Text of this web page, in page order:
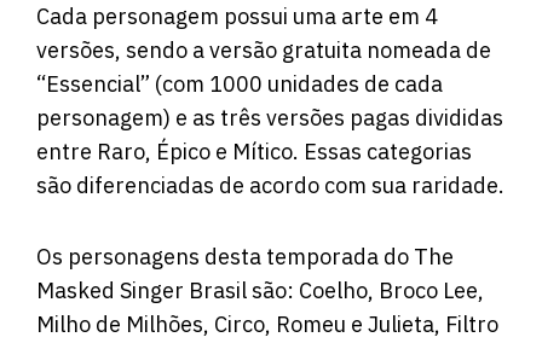
Cada personagem possui uma arte em 4
versões, sendo a versão gratuita nomeada de
“Essencial” (com 1000 unidades de cada
personagem) e as três versões pagas divididas
entre Raro, Épico e Mítico. Essas categorias
são diferenciadas de acordo com sua raridade.
Os personagens desta temporada do The
Masked Singer Brasil são: Coelho, Broco Lee,
Milho de Milhões, Circo, Romeu e Julieta, Filtro